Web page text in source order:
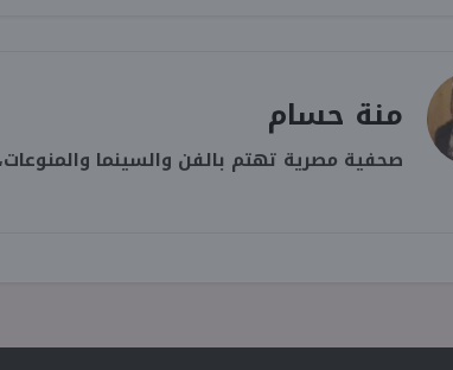
منة حسام
صحفية مصرية تهتم بالفن والسينما